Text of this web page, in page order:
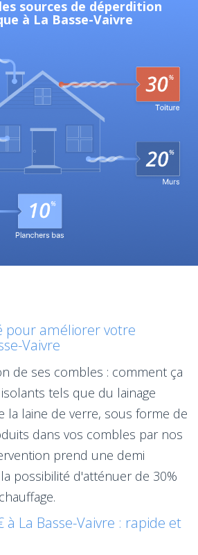
sources de déperdition
à La Basse-Vaivre
pour améliorer votre
Vaivre
de ses combles : comment ça
tels que du lainage
la laine de verre, sous forme de
dans vos combles par nos
prend une demi
possibilité d'atténuer de 30%
à La Basse-Vaivre : rapide et